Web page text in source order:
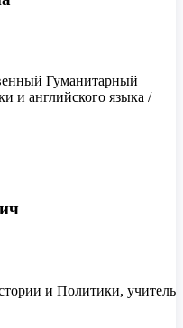
Гуманитарный
и английского языка /
и Политики, учитель